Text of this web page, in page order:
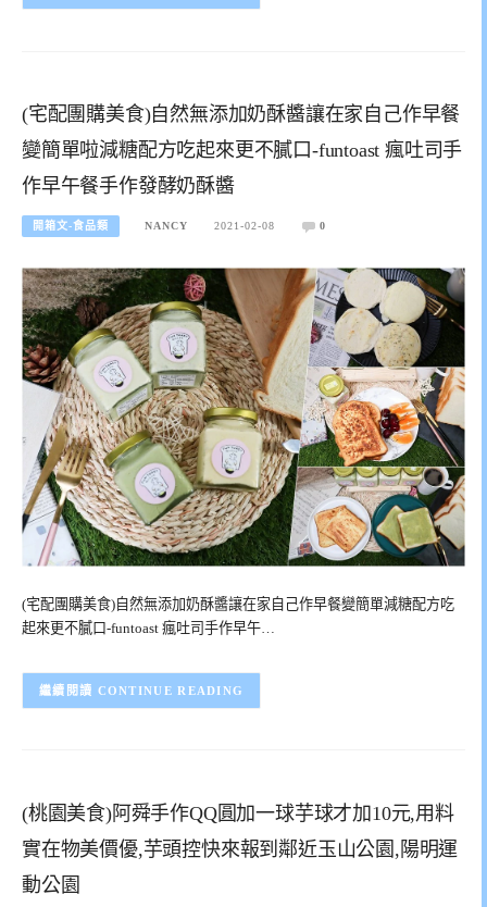
(宅配團購美食)自然無添加奶酥醬讓在家自己作早餐
變簡單啦減糖配方吃起來更不膩口-funtoast 瘋吐司手
作早午餐手作發酵奶酥醬
開箱文-食品類 NANCY 2021-02-08 0
(宅配團購美食)自然無添加奶酥醬讓在家自己作早餐變簡單減糖配方吃
起來更不膩口-funtoast 瘋吐司手作早午…
CONTINUE READING
(桃園美食)阿舜手作QQ圓加一球芋球才加10元,用料
實在物美價優,芋頭控快來報到鄰近玉山公園,陽明運
動公園